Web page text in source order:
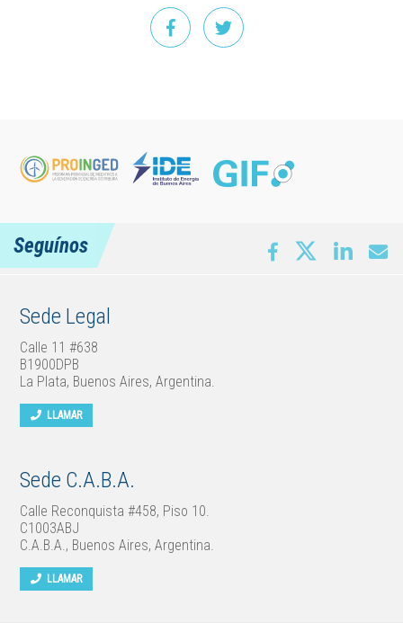
Sede Legal
Calle 11 #638
B1900DPB
La Plata, Buenos Aires, Argentina.
LLAMAR
Sede C.A.B.A.
Calle Reconquista #458, Piso 10.
C1003ABJ
C.A.B.A., Buenos Aires, Argentina.
LLAMAR
Seguínos